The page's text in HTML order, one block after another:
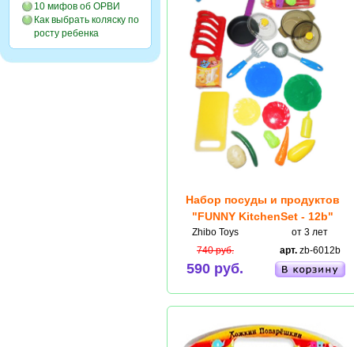
10 мифов об ОРВИ
Как выбрать коляску по
росту ребенка
Набор посуды и продуктов
"FUNNY KitchenSet - 12b"
Zhibo Toys
от 3 лет
740 руб.
590 руб.
арт.zb-6012b